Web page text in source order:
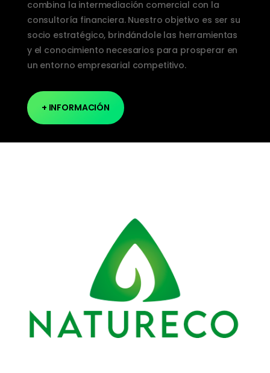
combina la intermediación comercial con la
consultoría financiera. Nuestro objetivo es ser su
socio estratégico, brindándole las herramientas
y el conocimiento necesarios para prosperar en
un entorno empresarial competitivo.
+ INFORMACIÓN